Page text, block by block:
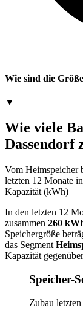
Wie sind die
▼
Wie viele
Dassendorf
Vom Heimspeicher
letzten 12 Monate
Kapazität (kWh)
In den letzten 12
zusammen 260
Speichergröße
das Segment
Kapazität
Speicher-
Zubau